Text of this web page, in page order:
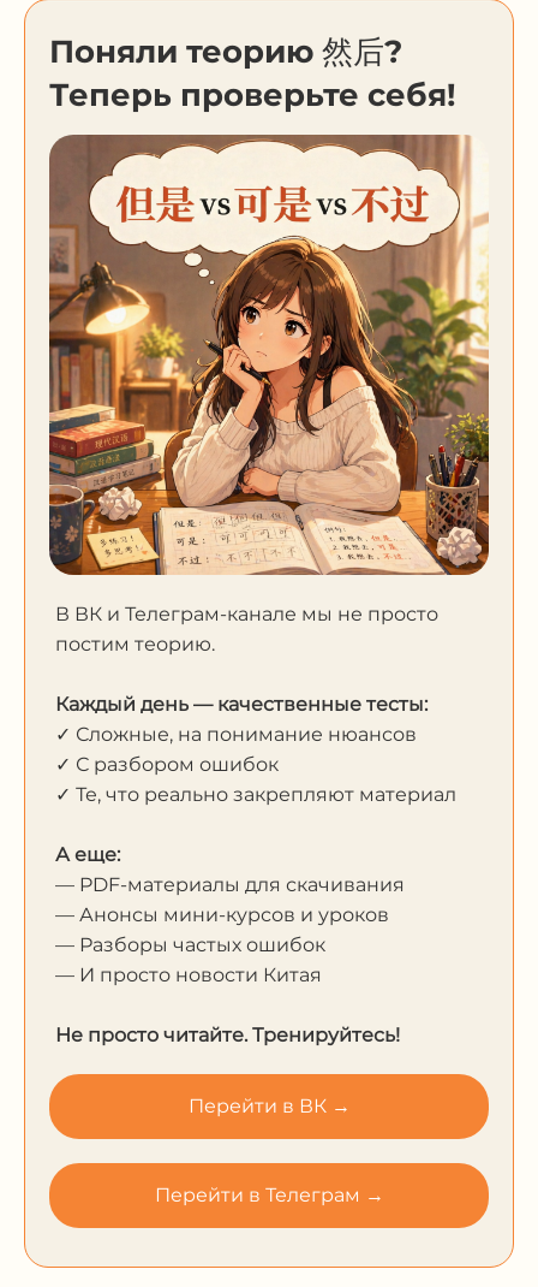
Поняли теорию 然后?
Теперь проверьте себя!
В ВК и Телеграм-канале мы не просто
постим теорию.
Каждый день — качественные тесты:
✓ Сложные, на понимание нюансов
✓ С разбором ошибок
✓ Те, что реально закрепляют материал
А еще:
— PDF-материалы для скачивания
— Анонсы мини-курсов и уроков
— Разборы частых ошибок
— И просто новости Китая
Не просто читайте. Тренируйтесь!
Перейти в ВК →
Перейти в Телеграм →